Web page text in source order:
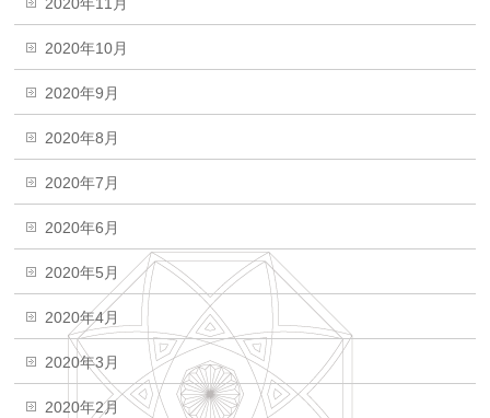
2020年11月
2020年10月
2020年9月
2020年8月
2020年7月
2020年6月
2020年5月
2020年4月
2020年3月
2020年2月